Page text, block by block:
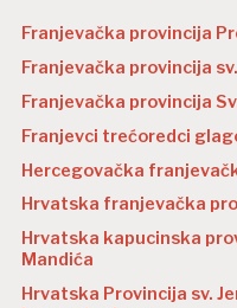
Franjevačka provincija
Franjevačka provincija
Franjevačka provincija
Franjevci trećoredci
Hercegovačka
Hrvatska franjevačka
Hrvatska kapucinska
Mandića
Hrvatska Provincija sv.